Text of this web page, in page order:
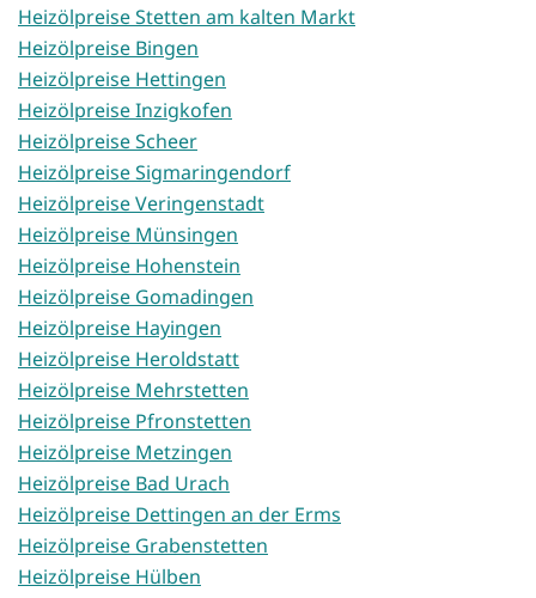
Heizölpreise Stetten am kalten Markt
Heizölpreise Bingen
Heizölpreise Hettingen
Heizölpreise Inzigkofen
Heizölpreise Scheer
Heizölpreise Sigmaringendorf
Heizölpreise Veringenstadt
Heizölpreise Münsingen
Heizölpreise Hohenstein
Heizölpreise Gomadingen
Heizölpreise Hayingen
Heizölpreise Heroldstatt
Heizölpreise Mehrstetten
Heizölpreise Pfronstetten
Heizölpreise Metzingen
Heizölpreise Bad Urach
Heizölpreise Dettingen an der Erms
Heizölpreise Grabenstetten
Heizölpreise Hülben